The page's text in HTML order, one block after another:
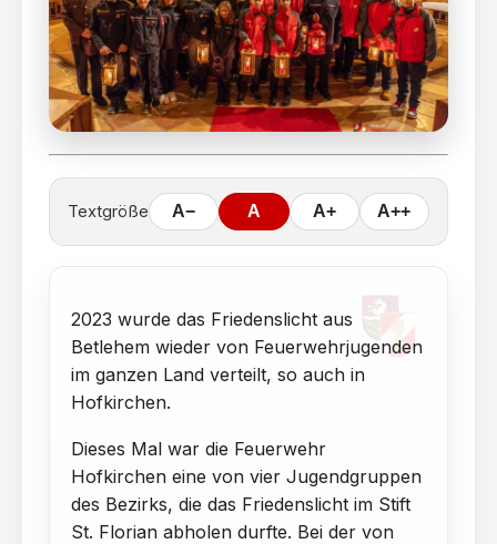
Textgröße A− A A+ A++
2023 wurde das Friedenslicht aus
Betlehem wieder von Feuerwehrjugenden
im ganzen Land verteilt, so auch in
Hofkirchen.
Dieses Mal war die Feuerwehr
Hofkirchen eine von vier Jugendgruppen
des Bezirks, die das Friedenslicht im Stift
St. Florian abholen durfte. Bei der von